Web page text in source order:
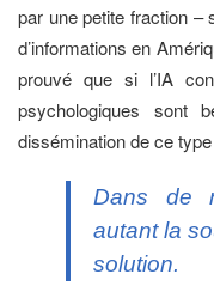
par une petite fraction –
d’informations en
prouvé que si l’IA
psychologiques sont
dissémination de ce
Dans de
autant la
solution.